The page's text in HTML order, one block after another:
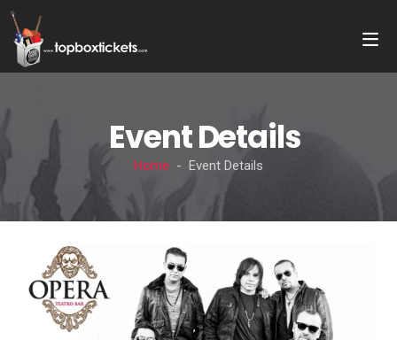
Event Details
Home - Event Details